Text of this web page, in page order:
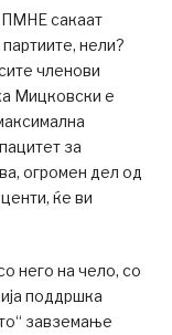
сакаат
нели?
членови
Мицковски е
за
огромен дел од
ќе ви
него на чело, со
поддршка
завземање